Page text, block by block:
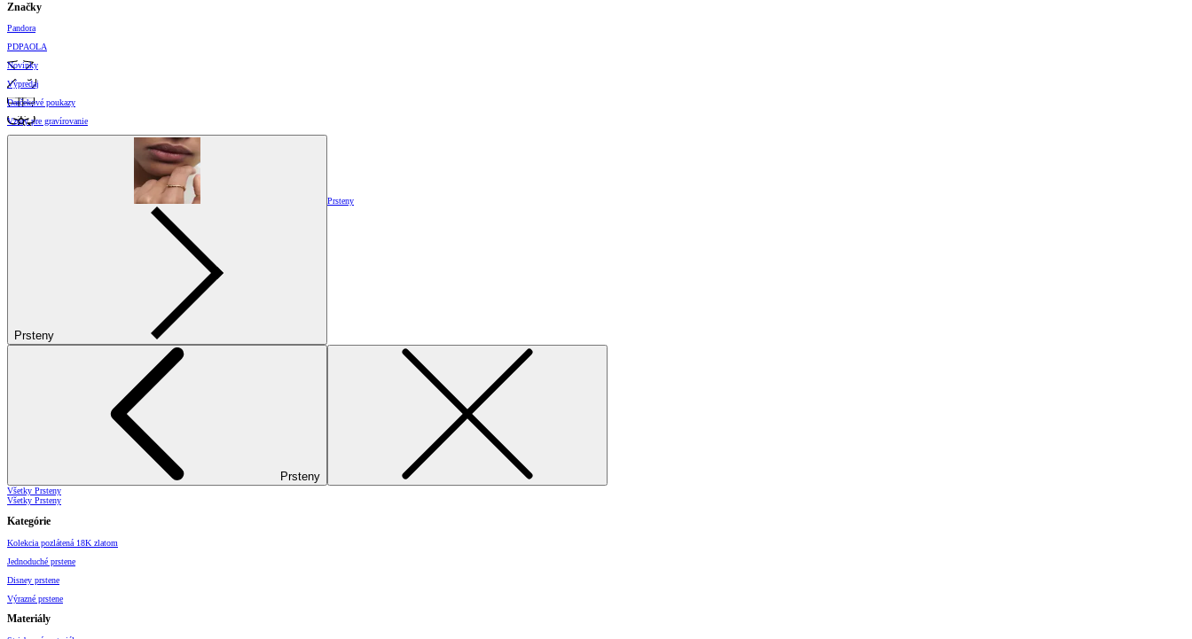
Značky
Pandora
PDPAOLA
Novinky
Výpredaj
Darčekové poukazy
Vzory pre gravírovanie
Prsteny
Prsteny
Prsteny
Všetky Prsteny
Všetky Prsteny
Kategórie
Kolekcia pozlátená 18K zlatom
Jednoduché prstene
Disney prstene
Výrazné prstene
Materiály